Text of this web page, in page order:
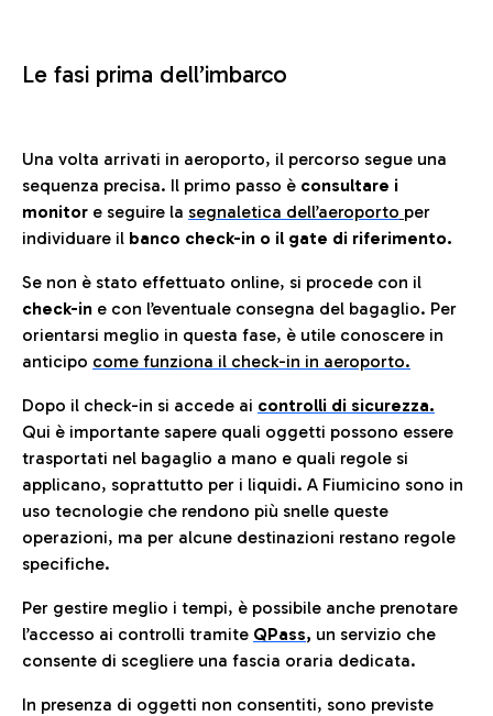
Le fasi prima dell’imbarco
Una volta arrivati in aeroporto, il percorso segue una
sequenza precisa. Il primo passo è consultare i
monitor e seguire la segnaletica dell’aeroporto per
individuare il banco check-in o il gate di riferimento.
Se non è stato effettuato online, si procede con il
check-in e con l’eventuale consegna del bagaglio. Per
orientarsi meglio in questa fase, è utile conoscere in
anticipo come funziona il check-in in aeroporto.
Dopo il check-in si accede ai controlli di sicurezza.
Qui è importante sapere quali oggetti possono essere
trasportati nel bagaglio a mano e quali regole si
applicano, soprattutto per i liquidi. A Fiumicino sono in
uso tecnologie che rendono più snelle queste
operazioni, ma per alcune destinazioni restano regole
specifiche.
Per gestire meglio i tempi, è possibile anche prenotare
l’accesso ai controlli tramite QPass, un servizio che
consente di scegliere una fascia oraria dedicata.
In presenza di oggetti non consentiti, sono previste